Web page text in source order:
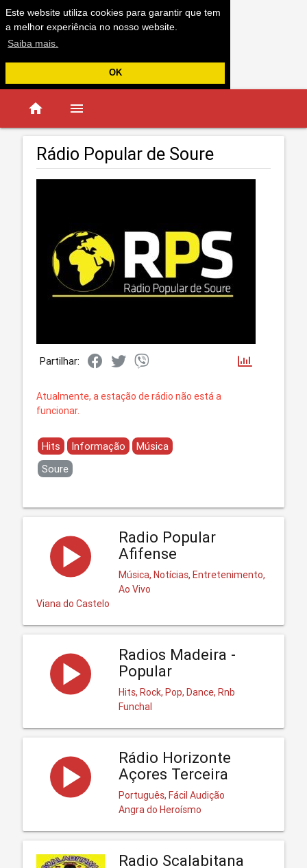
Este website utiliza cookies para garantir que tem
a melhor experiência no nosso website.
Saiba mais.
OK
home menu
Rádio Popular de Soure
Partilhar:
Atualmente, a estação de rádio não está a
funcionar.
Hits Informação
Música
Soure
Radio Popular
Afifense
Música, Notícias, Entretenimento,
Ao Vivo
Viana do Castelo
Radios Madeira -
Popular
Hits, Rock, Pop, Dance, Rnb
Funchal
Rádio Horizonte
Açores Terceira
Português, Fácil Audição
Angra do Heroísmo
Radio Scalabitana